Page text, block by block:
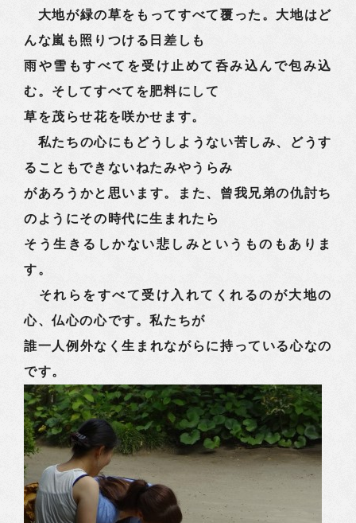
大地が緑の草をもってすべて覆った。大地はど
んな嵐も照りつける日差しも
雨や雪もすべてを受け止めて呑み込んで包み込
む。そしてすべてを肥料にして
草を茂らせ花を咲かせます。
私たちの心にもどうしようない苦しみ、どうす
ることもできないねたみやうらみ
があろうかと思います。また、曾我兄弟の仇討ち
のようにその時代に生まれたら
そう生きるしかない悲しみというものもありま
す。
それらをすべて受け入れてくれるのが大地の
心、仏心の心です。私たちが
誰一人例外なく生まれながらに持っている心なの
です。